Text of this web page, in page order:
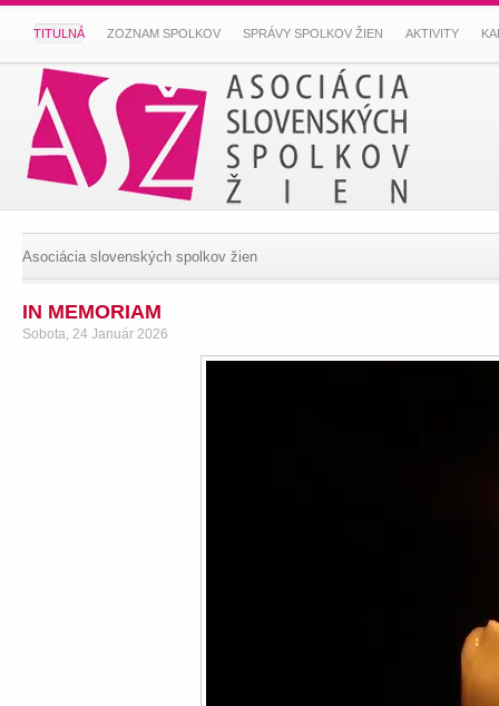
TITULNÁ ZOZNAM SPOLKOV SPRÁVY SPOLKOV ŽIEN AKTIVITY
Asociácia slovenských spolkov žien
IN MEMORIAM
Sobota, 24 Január 2026